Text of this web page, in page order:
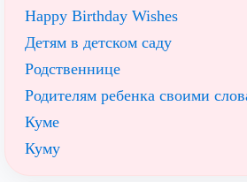
Happy Birthday Wishes
Детям в детском саду
Родственнице
Родителям ребенка своими
Куме
Куму